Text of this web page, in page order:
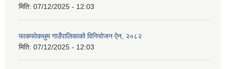
मिति: 07/12/2025 - 12:03
फाकफोकथुम गाउँपालिकाको विनियोजन ऐन, २०८२
मिति: 07/12/2025 - 12:03